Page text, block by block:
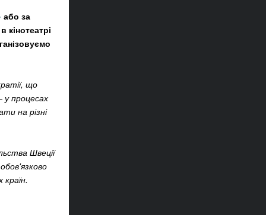
або за
кінотеатрі
що
у процесах
на різні
Швеції
країн.